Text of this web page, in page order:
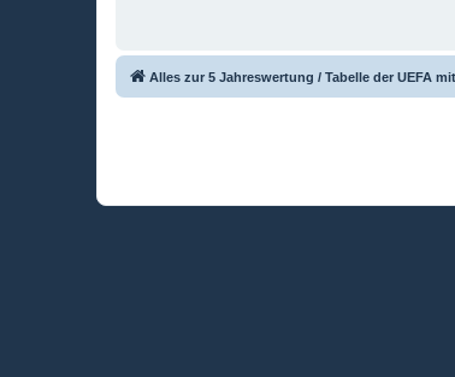
Alles zur 5 Jahreswertung / Tabelle der UEFA